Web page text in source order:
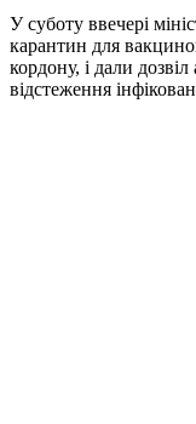
У суботу ввечері
карантин для
кордону, і дали
відстеження